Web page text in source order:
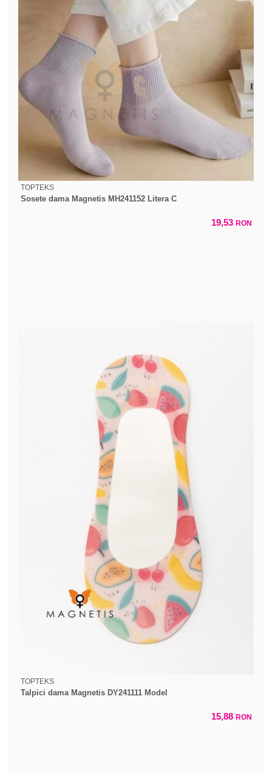
TOPTEKS
Sosete dama Magnetis MH241152 Litera C
19,53 RON
TOPTEKS
Talpici dama Magnetis DY241111 Model
15,88 RON